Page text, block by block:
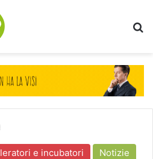
e incubatori Notizie